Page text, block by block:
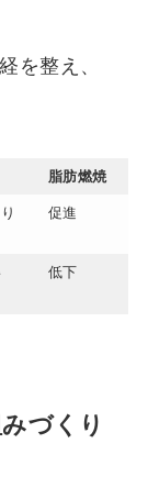
を整え、
脂肪燃焼
促進
低下
づくり